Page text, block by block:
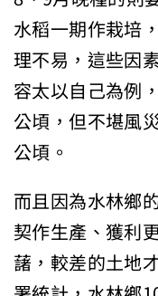
水稻一期作栽培
理不易，這些因
容太以自己為例
公頃，但不堪風
公頃。
而且因為水林鄉
契作生產、獲利
藷，較差的土地